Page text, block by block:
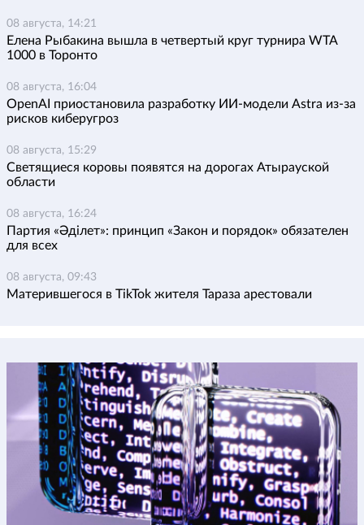
08 августа, 14:21
Елена Рыбакина вышла в четвертый круг турнира WTA
1000 в Торонто
08 августа, 16:04
OpenAI приостановила разработку ИИ-модели Astra из-за
рисков киберугроз
08 августа, 15:29
Светящиеся коровы появятся на дорогах Атырауской
области
08 августа, 16:24
Партия «Әділет»: принцип «Закон и порядок» обязателен
для всех
08 августа, 09:43
Матерившегося в TikTok жителя Тараза арестовали